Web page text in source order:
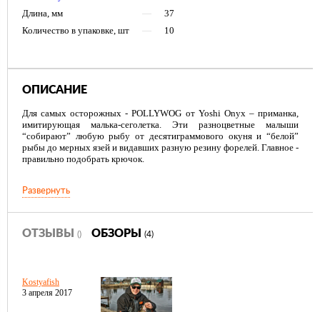
Длина, мм
—
37
Количество в упаковке, шт
— 10
ОПИСАНИЕ
Для самых осторожных - POLLYWOG от Yoshi Onyx – приманка,
имитирующая малька-сеголетка. Эти разноцветные малыши
“собирают” любую рыбу от десятиграммового окуня и “белой”
рыбы до мерных язей и видавших разную резину форелей. Главное -
правильно подобрать крючок.
крючком и тонкий офсетник на шарнире, также возможен монтаж на
Несмотря на то что приманка лишена хвостовой лопасти, она даже
на равномерной проводке достаточно активно мечется из стороны
Доступна в проверенных временем уловистых цветах.
Развернуть
ОТЗЫВЫ () ОБЗОРЫ (4)
Kostyafish
3 апреля 2017